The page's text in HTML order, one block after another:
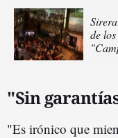
de
"Sin
"Es irónico que